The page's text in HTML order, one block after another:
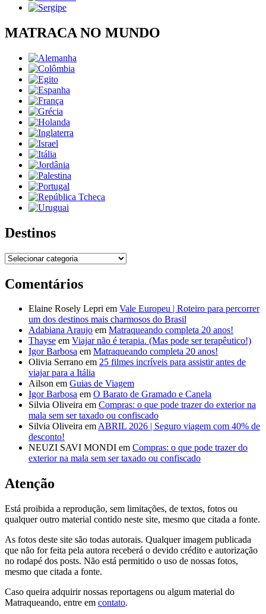
MATRACA NO MUNDO
Destinos
Destinos
Comentários
Elaine Rosely Lepri em Vale Europeu | Roteiro para percorrer
um dos destinos mais charmosos do Brasil
Adabiana Araujo em Matraqueando completa 20 anos!
Thayse em Viajar não é terapia. (Mas pode ser terapêutico!)
Igor Barbosa em Matraqueando completa 20 anos!
Olivia Serrano em 25 filmes incríveis para assistir antes de
viajar para a Itália
Ailson em Guias de Viagem
Igor Barbosa em O Barato de Gramado e Canela
Silvia Oliveira em Compras: o que pode trazer do exterior na
mala sem ser taxado ou confiscado
Silvia Oliveira emABRIL 2026 | Seguro viagem com 40% de
desconto!
NEUZI SAVI MONDI em Compras: o que pode trazer do
exterior na mala sem ser taxado ou confiscado
Atenção
Está proibida a reprodução, sem limitações, de textos, fotos ou
qualquer outro material contido neste site, mesmo que citada a fonte.
As fotos deste site são todas autorais. Qualquer imagem publicada
que não for feita pela autora receberá o devido crédito e autorização
no rodapé dos posts. Não está permitido o uso de nossas fotos,
mesmo que citada a fonte.
Caso queira adquirir nossas reportagens ou algum material do
Matraqueando, entre em contato.